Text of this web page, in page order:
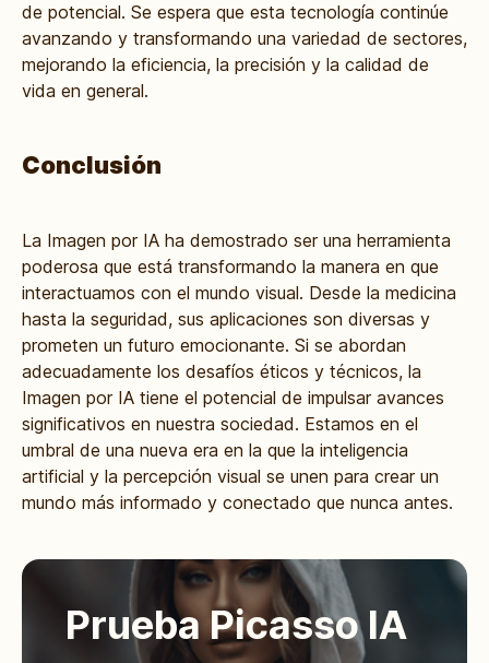
de potencial. Se espera que esta tecnología continúe
avanzando y transformando una variedad de sectores,
mejorando la eficiencia, la precisión y la calidad de
vida en general.
Conclusión
La Imagen por IA ha demostrado ser una herramienta
poderosa que está transformando la manera en que
interactuamos con el mundo visual. Desde la medicina
hasta la seguridad, sus aplicaciones son diversas y
prometen un futuro emocionante. Si se abordan
adecuadamente los desafíos éticos y técnicos, la
Imagen por IA tiene el potencial de impulsar avances
significativos en nuestra sociedad. Estamos en el
umbral de una nueva era en la que la inteligencia
artificial y la percepción visual se unen para crear un
mundo más informado y conectado que nunca antes.
Prueba Picasso IA